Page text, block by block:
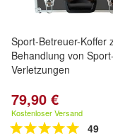
Sport-Betreuer-Koffer
Behandlung von Sport-
Verletzungen
79,90 €
Kostenloser Versand
49